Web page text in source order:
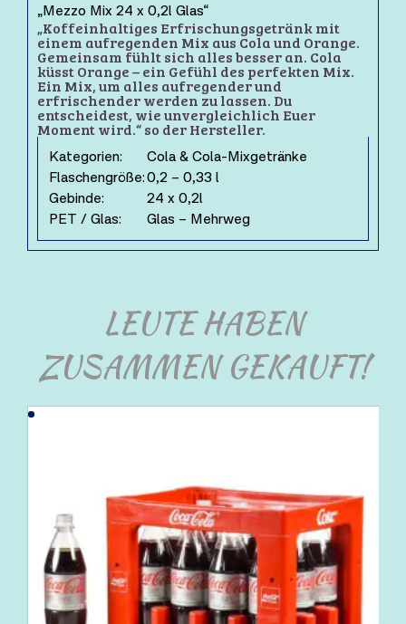
„Mezzo Mix 24 x 0,2l Glas“
„Koffeinhaltiges Erfrischungsgetränk mit
einem aufregenden Mix aus Cola und Orange.
Gemeinsam fühlt sich alles besser an. Cola
küsst Orange – ein Gefühl des perfekten Mix.
Ein Mix, um alles aufregender und
erfrischender werden zu lassen. Du
entscheidest, wie unvergleichlich Euer
Moment wird.“ so der Hersteller.
Kategorien:
Cola & Cola-Mixgetränke
Flaschengröße:0,2 – 0,33 l
Gebinde:
24 x 0,2l
PET / Glas:
Glas – Mehrweg
LEUTE HABEN
ZUSAMMEN GEKAUFT!